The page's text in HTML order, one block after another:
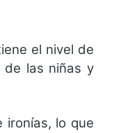
el nivel de
de las niñas y
ironías, lo que